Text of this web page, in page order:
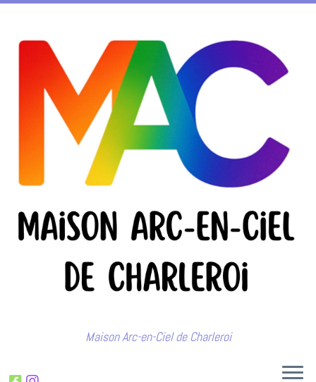
Maison Arc-en-Ciel de Charleroi